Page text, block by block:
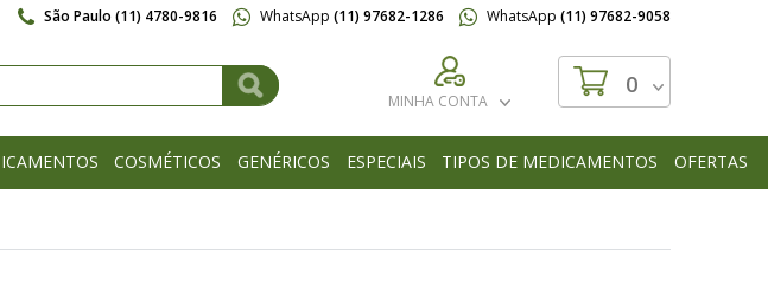
São Paulo (11) 4780-9816 WhatsApp (11) 97682-1286 WhatsApp (11) 97682-9058
MINHA CONTA
0
COSMÉTICOS GENÉRICOS ESPECIAIS TIPOS DE MEDICAMENTOS OFERTAS